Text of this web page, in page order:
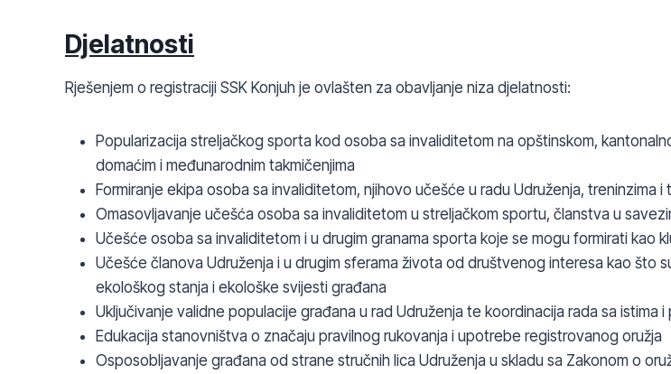
Djelatnosti
Rješenjem o registraciji SSK Konjuh je ovlašten za obavljanje niza djelatnosti:
Popularizacija streljačkog sporta kod osoba sa invaliditetom na opštinskom,
domaćim i međunarodnim takmičenjima
Formiranje ekipa osoba sa invaliditetom, njihovo učešće u radu Udruženja, treninzima
Omasovljavanje učešća osoba sa invaliditetom u streljačkom sportu, članstva u
Učešće osoba sa invaliditetom i u drugim granama sporta koje se mogu formirati kao
Učešće članova Udruženja i u drugim sferama života od društvenog interesa kao što
ekološkog stanja i ekološke svijesti građana
Uključivanje validne populacije građana u rad Udruženja te koordinacija rada sa
Edukacija stanovništva o značaju pravilnog rukovanja i upotrebe registrovanog oružja
Osposobljavanje građana od strane stručnih lica Udruženja u skladu sa Zakonom o